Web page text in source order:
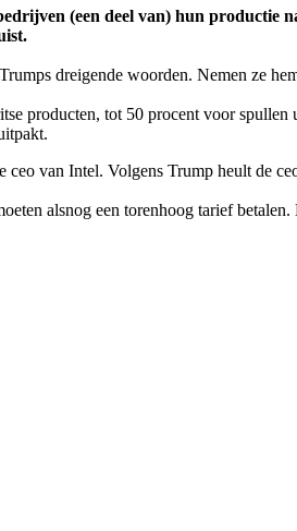
(een deel van) hun productie
dreigende woorden. Nemen ze
producten, tot 50 procent voor
van Intel. Volgens Trump heult de
alsnog een torenhoog tarief